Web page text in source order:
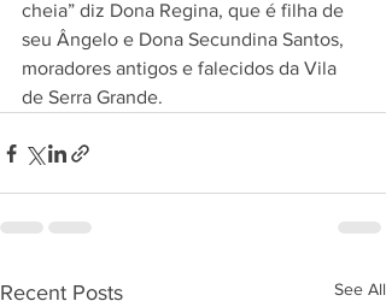
cheia” diz Dona Regina, que é filha de
seu Ângelo e Dona Secundina Santos,
moradores antigos e falecidos da Vila
de Serra Grande.
Recent Posts See All